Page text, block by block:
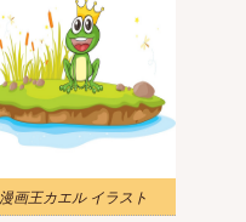
漫画王カエル イラスト